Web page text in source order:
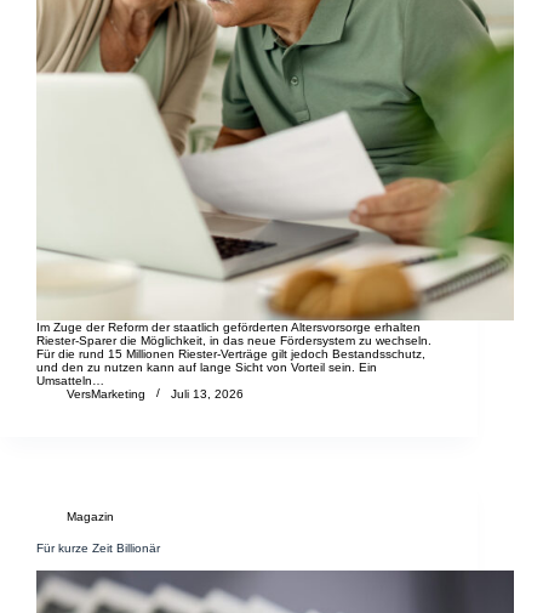
Im Zuge der Reform der staatlich geförderten Altersvorsorge erhalten
Riester-Sparer die Möglichkeit, in das neue Fördersystem zu wechseln.
Für die rund 15 Millionen Riester-Verträge gilt jedoch Bestandsschutz,
und den zu nutzen kann auf lange Sicht von Vorteil sein. Ein
Umsatteln…
VersMarketing
Juli 13, 2026
Magazin
Für kurze Zeit Billionär